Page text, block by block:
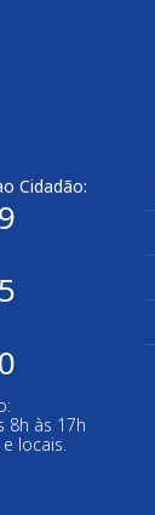
Cidadão:
8h às 17h
locais.